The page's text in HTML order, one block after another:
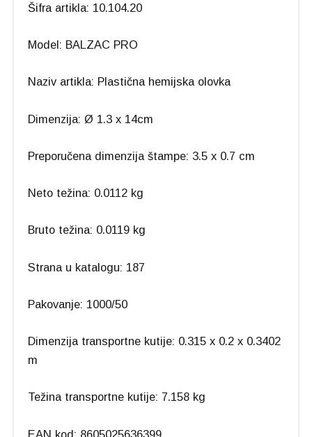
Šifra artikla: 10.104.20
Model: BALZAC PRO
Naziv artikla: Plastična hemijska olovka
Dimenzija: Ø 1.3 x 14cm
Preporučena dimenzija štampe: 3.5 x 0.7 cm
Neto težina: 0.0112 kg
Bruto težina: 0.0119 kg
Strana u katalogu: 187
Pakovanje: 1000/50
Dimenzija transportne kutije: 0.315 x 0.2 x 0.3402
m
Težina transportne kutije: 7.158 kg
EAN kod: 8605025636399